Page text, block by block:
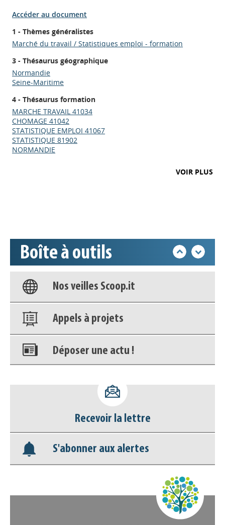
Accéder au document
1 - Thèmes généralistes
Marché du travail / Statistiques emploi - formation
3 - Thésaurus géographique
Normandie
Seine-Maritime
4 - Thésaurus formation
MARCHE TRAVAIL 41034
CHOMAGE 41042
STATISTIQUE EMPLOI 41067
STATISTIQUE 81902
NORMANDIE
VOIR PLUS
Boîte à outils
Appels à projets
Base documentaire
Nos veilles Scoop.it
Appels à projets
Déposer une actu !
déconnecter)
Base documentaire
Nos veilles Scoop.it
Recevoir la lettre
S'abonner aux alertes